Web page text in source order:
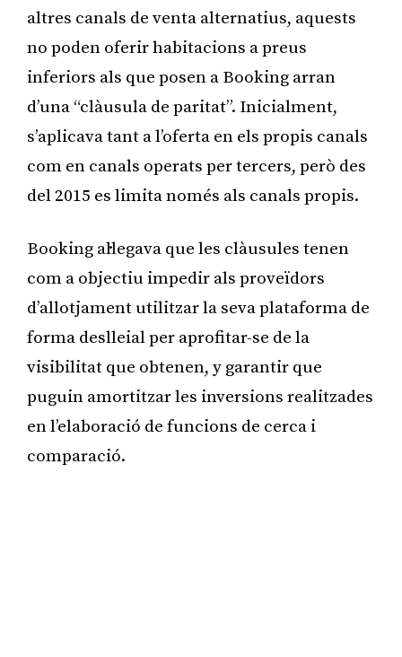
altres canals de venta alternatius, aquests
no poden oferir habitacions a preus
inferiors als que posen a Booking arran
d’una “clàusula de paritat”. Inicialment,
s’aplicava tant a l’oferta en els propis canals
com en canals operats per tercers, però des
del 2015 es limita només als canals propis.
Booking al·legava que les clàusules tenen
com a objectiu impedir als proveïdors
d’allotjament utilitzar la seva plataforma de
forma deslleial per aprofitar-se de la
visibilitat que obtenen, y garantir que
puguin amortitzar les inversions realitzades
en l’elaboració de funcions de cerca i
comparació.